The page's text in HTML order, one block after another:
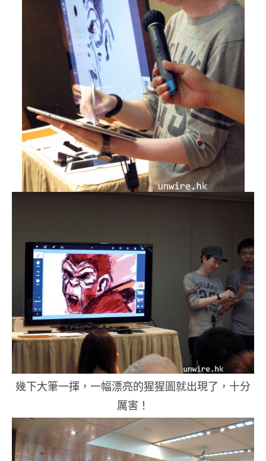
幾下大筆一揮，一幅漂亮的猩猩圖就出現了，十分
厲害！